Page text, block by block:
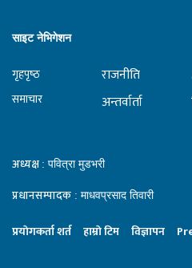
साइट नेभिगेशन
गृहपृष्‍ठ
समाचार
राजनीति
अन्तर्वार्ता
अध्यक्ष : पवित्रा मुडभरी
प्रधानसम्पादक : माधवप्रसाद तिवारी
प्रयाेगकर्ता शर्त हाम्राे टिम विज्ञापन